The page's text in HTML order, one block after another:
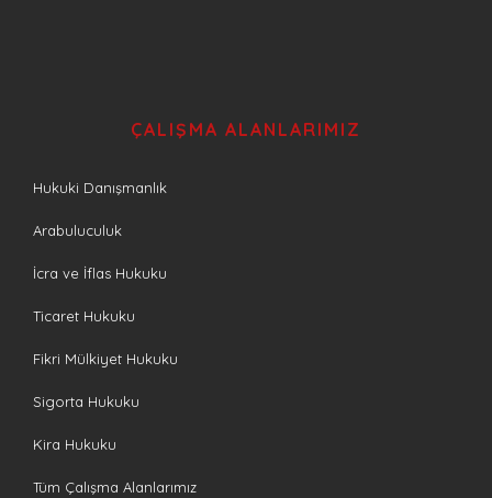
ÇALIŞMA ALANLARIMIZ
Hukuki Danışmanlık
Arabuluculuk
İcra ve İflas Hukuku
Ticaret Hukuku
Fikri Mülkiyet Hukuku
Sigorta Hukuku
Kira Hukuku
Tüm Çalışma Alanlarımız